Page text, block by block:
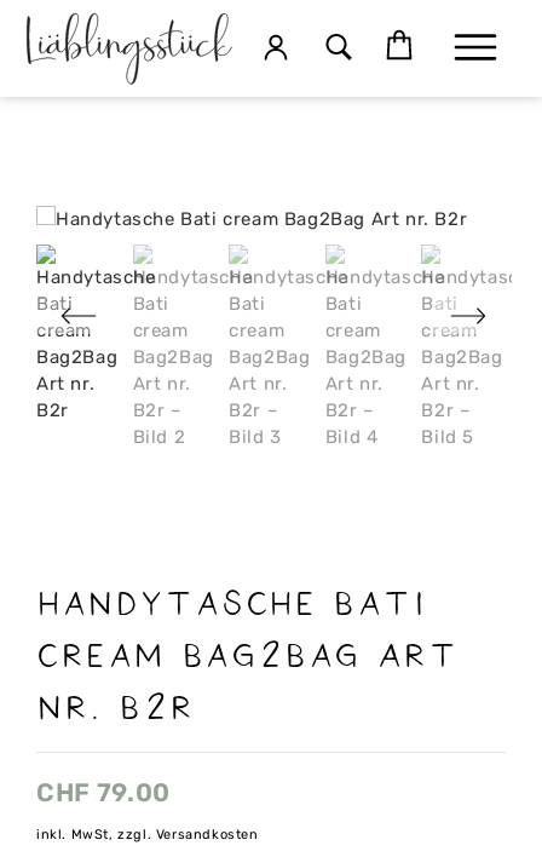
Handytasche Bati
cream Bag2Bag Art
nr. B2r
CHF 79.00
inkl. MwSt, zzgl. Versandkosten